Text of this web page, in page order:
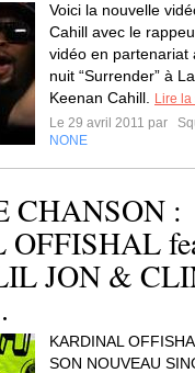
Voici la nouvelle
Cahill avec le
vidéo en partenariat
nuit “Surrender” à
Keenan Cahill.
Lire la
Le 29 avril 2011 par
NONE
CHANSON :
JON &
KARDINAL
SON NOUVEAU